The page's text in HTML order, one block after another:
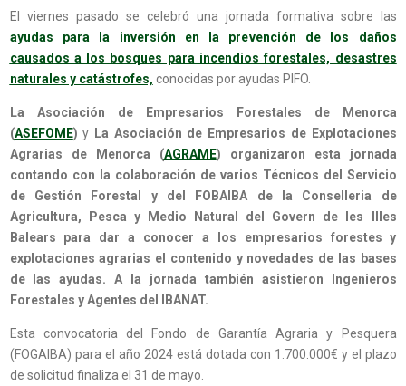
El viernes pasado se celebró una jornada formativa sobre las
ayudas para la inversión en la prevención de los daños
causados a los bosques para incendios forestales, desastres
naturales y catástrofes, conocidas por ayudas PIFO.
La Asociación de Empresarios Forestales de Menorca
(ASEFOME) y La Asociación de Empresarios de Explotaciones
Agrarias de Menorca (AGRAME) organizaron esta jornada
contando con la colaboración de varios Técnicos del Servicio
de Gestión Forestal y del FOBAIBA de la Conselleria de
Agricultura, Pesca y Medio Natural del Govern de les Illes
Balears para dar a conocer a los empresarios forestes y
explotaciones agrarias el contenido y novedades de las bases
de las ayudas. A la jornada también asistieron Ingenieros
Forestales y Agentes del IBANAT.
Esta convocatoria del Fondo de Garantía Agraria y Pesquera
(FOGAIBA) para el año 2024 está dotada con 1.700.000€ y el plazo
de solicitud finaliza el 31 de mayo.